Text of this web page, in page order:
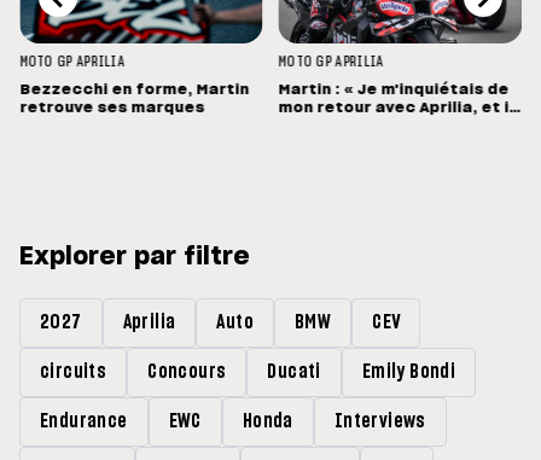
MOTO GP APRILIA
Bezzecchi en forme, Martin
retrouve ses marques
MOTO GP APRILIA
Martin : « Je m'inquiétais de
mon retour avec Aprilia, et il
Explorer par filtre
2027 Aprilia Auto BMW CEV
circuits Concours Ducati Emily Bondi
Endurance EWC Honda Interviews